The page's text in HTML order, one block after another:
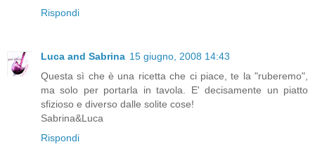
Rispondi
Luca and Sabrina 15 giugno, 2008 14:43
Questa sì che è una ricetta che ci piace, te la "ruberemo",
ma solo per portarla in tavola. E' decisamente un piatto
sfizioso e diverso dalle solite cose!
Sabrina&Luca
Rispondi